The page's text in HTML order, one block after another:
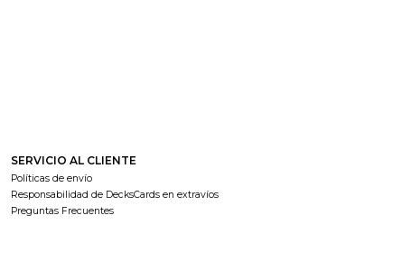
SERVICIO AL CLIENTE
Políticas de envío
Responsabilidad de DecksCards en extravíos
Preguntas Frecuentes